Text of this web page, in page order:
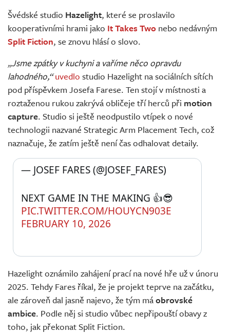
Živě
Švédské studio Hazelight, které se proslavilo
kooperativními hrami jako It Takes Two nebo nedávným
Split Fiction, se znovu hlásí o slovo.
„Jsme zpátky v kuchyni a vaříme něco opravdu
lahodného,“ uvedlo studio Hazelight na sociálních sítích
pod příspěvkem Josefa Farese. Ten stojí v místnosti a
roztaženou rukou zakrývá obličeje tří herců při motion
capture. Studio si ještě neodpustilo vtípek o nové
technologii nazvané Strategic Arm Placement Tech, což
naznačuje, že zatím ještě není čas odhalovat detaily.
PIC.TWITTER.COM/HOUYCN903E
— JOSEF FARES (@JOSEF_FARES)
FEBRUARY 10, 2026
Hazelight oznámilo zahájení prací na nové hře už v únoru
2025. Tehdy Fares říkal, že je projekt teprve na začátku,
ale zároveň dal jasně najevo, že tým máobrovské
ambice. Podle něj si studio vůbec nepřipouští obavy z
toho, jak překonat Split Fiction.